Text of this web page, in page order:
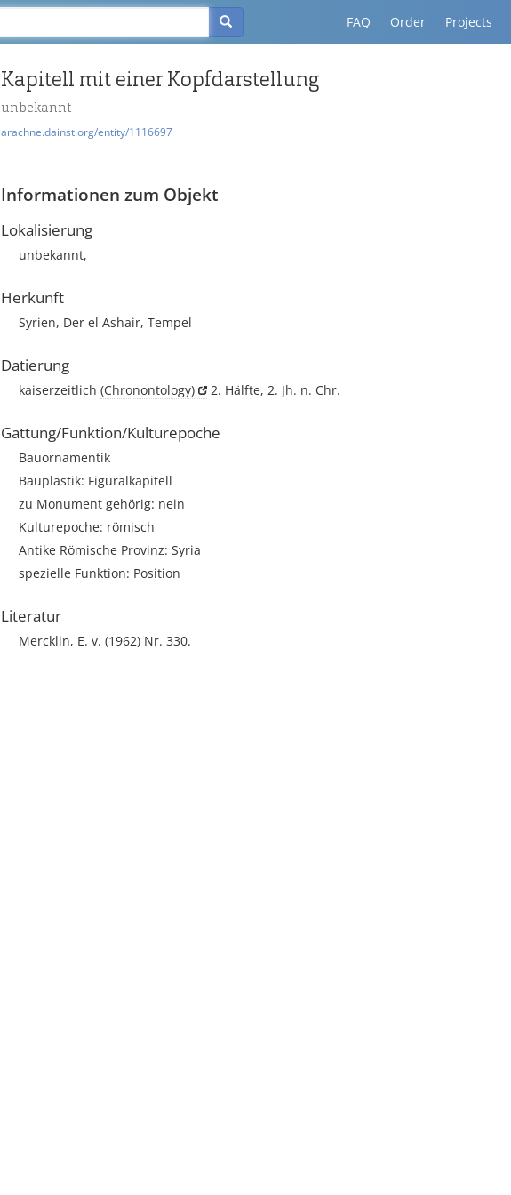
FAQ Order Projects
Kapitell mit einer Kopfdarstellung
unbekannt
arachne.dainst.org/entity/1116697
Informationen zum Objekt
Lokalisierung
unbekannt,
Herkunft
Syrien, Der el Ashair, Tempel
Datierung
kaiserzeitlich (Chronontology) 2. Hälfte, 2. Jh. n. Chr.
Gattung/Funktion/Kulturepoche
Bauornamentik
Bauplastik: Figuralkapitell
zu Monument gehörig: nein
Kulturepoche: römisch
Antike Römische Provinz: Syria
spezielle Funktion: Position
Literatur
Mercklin, E. v. (1962) Nr. 330.